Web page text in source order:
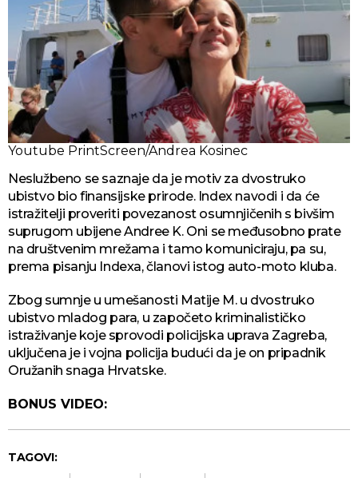
Youtube PrintScreen/Andrea Kosinec
Neslužbeno se saznaje da je motiv za dvostruko
ubistvo bio finansijske prirode. Index navodi i da će
istražitelji proveriti povezanost osumnjičenih s bivšim
suprugom ubijene Andree K. Oni se međusobno prate
na društvenim mrežama i tamo komuniciraju, pa su,
prema pisanju Indexa, članovi istog auto-moto kluba.
Zbog sumnje u umešanosti Matije M. u dvostruko
ubistvo mladog para, u započeto kriminalističko
istraživanje koje sprovodi policijska uprava Zagreba,
uključena je i vojna policija budući da je on pripadnik
Oružanih snaga Hrvatske.
BONUS VIDEO:
TAGOVI: